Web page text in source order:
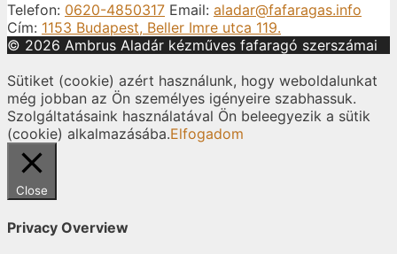
Telefon: 0620-4850317 Email: aladar@fafaragas.info
Cím: 1153 Budapest, Beller Imre utca 119.
© 2026 Ambrus Aladár kézműves fafaragó szerszámai
Sütiket (cookie) azért használunk, hogy weboldalunkat
még jobban az Ön személyes igényeire szabhassuk.
Szolgáltatásaink használatával Ön beleegyezik a sütik
(cookie) alkalmazásába.Elfogadom
Close
Privacy Overview